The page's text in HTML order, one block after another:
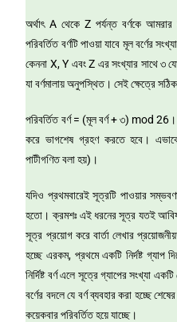
অর্থাৎ A থেকে Z পর্যন্ত বর্ণকে
পরিবর্তিত বর্ণটি পাওয়া যাবে মূল বর্ণের
কেননা X, Y এবং Z এর সংখ্যার সাথে ৩
যা বর্ণমালায় অনুপস্থিত। সেই ক্ষেত্রে
পরিবর্তিত বর্ণ = (মূল বর্ণ + ৩) mod 26।
করে ভাগশেষ গ্রহণ করতে হবে।
পাটীগণিত বলা হয়)।
যদিও প্রথমবারেই সূত্রটি পাওয়ার
হতো। ক্রমশঃ এই ধরনের সূত্র যতই
সূত্র প্রয়োগ করে বার্তা লেখার
হচ্ছে এরকম, প্রথমে একটি নির্দষ্ট গ্যাপ
নির্দিষ্ট বর্ণ এলে সূত্রে গ্যাপের সংখ্যা
বর্ণের বদলে যে বর্ণ ব্যবহার করা হচ্ছে
কয়েকবার পরিবর্তিত হয়ে যাচ্ছে।